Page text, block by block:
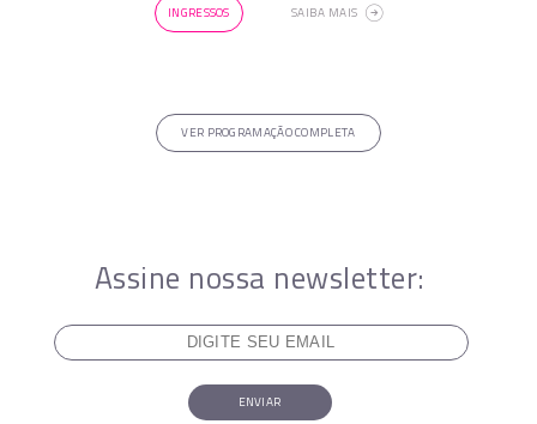
INGRESSOS SAIBA MAIS
VER PROGRAMAÇÃO COMPLETA
Assine nossa newsletter:
ENVIAR